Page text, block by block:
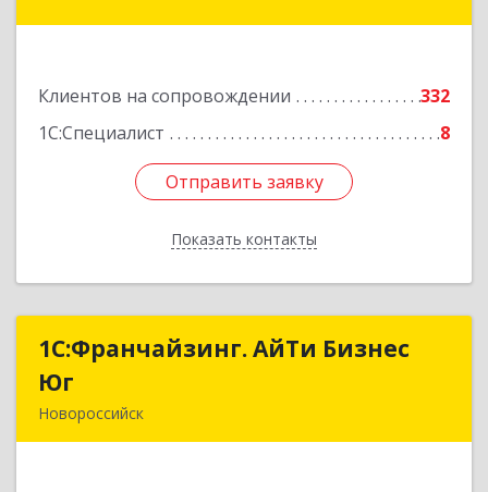
Клиентов на сопровождении
332
1С:Специалист
8
Отправить заявку
Показать контакты
Подробнее
Отправить заявку
Назад
1С:Франчайзинг. АйТи Бизнес
Юг
Новороссийск
1С:Франчайзинг. АйТи Бизнес